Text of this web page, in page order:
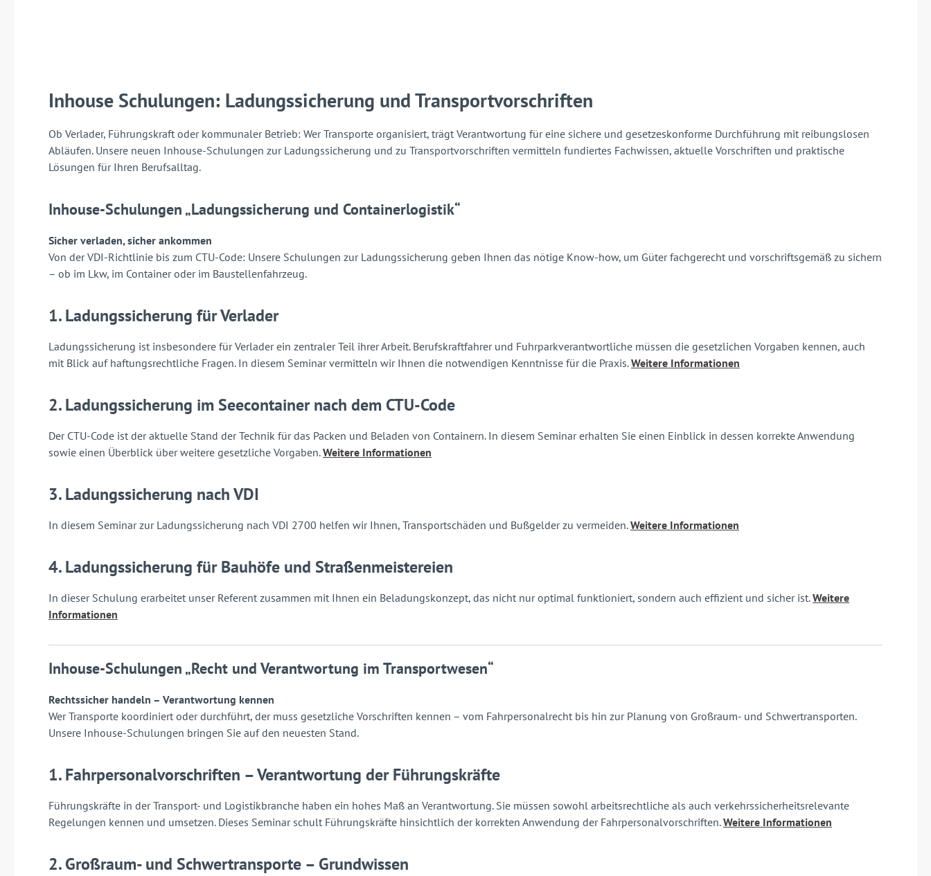
Inhouse Schulungen: Ladungssicherung und Transportvorschriften
Ob Verlader, Führungskraft oder kommunaler Betrieb: Wer Transporte organisiert, trägt Verantwortung für eine sichere und gesetzeskonforme Durchführung mit reibungslosen
Abläufen. Unsere neuen Inhouse-Schulungen zur Ladungssicherung und zu Transportvorschriften vermitteln fundiertes Fachwissen, aktuelle Vorschriften und praktische
Lösungen für Ihren Berufsalltag.
Inhouse-Schulungen „Ladungssicherung und Containerlogistik“
Sicher verladen, sicher ankommen
Von der VDI-Richtlinie bis zum CTU-Code: Unsere Schulungen zur Ladungssicherung geben Ihnen das nötige Know-how, um Güter fachgerecht und vorschriftsgemäß zu sichern
– ob im Lkw, im Container oder im Baustellenfahrzeug.
1. Ladungssicherung für Verlader
Ladungssicherung ist insbesondere für Verlader ein zentraler Teil ihrer Arbeit. Berufskraftfahrer und Fuhrparkverantwortliche müssen die gesetzlichen Vorgaben kennen, auch
mit Blick auf haftungsrechtliche Fragen. In diesem Seminar vermitteln wir Ihnen die notwendigen Kenntnisse für die Praxis.Weitere Informationen
2. Ladungssicherung im Seecontainer nach dem CTU-Code
Der CTU-Code ist der aktuelle Stand der Technik für das Packen und Beladen von Containern. In diesem Seminar erhalten Sie einen Einblick in dessen korrekte Anwendung
sowie einen Überblick über weitere gesetzliche Vorgaben.Weitere Informationen
3. Ladungssicherung nach VDI
In diesem Seminar zur Ladungssicherung nach VDI 2700 helfen wir Ihnen, Transportschäden und Bußgelder zu vermeiden.Weitere Informationen
4. Ladungssicherung für Bauhöfe und Straßenmeistereien
In dieser Schulung erarbeitet unser Referent zusammen mit Ihnen ein Beladungskonzept, das nicht nur optimal funktioniert, sondern auch effizient und sicher ist.Weitere
Informationen
Inhouse-Schulungen „Recht und Verantwortung im Transportwesen“
Rechtssicher handeln – Verantwortung kennen
Wer Transporte koordiniert oder durchführt, der muss gesetzliche Vorschriften kennen – vom Fahrpersonalrecht bis hin zur Planung von Großraum- und Schwertransporten.
Unsere Inhouse-Schulungen bringen Sie auf den neuesten Stand.
1. Fahrpersonalvorschriften – Verantwortung der Führungskräfte
Führungskräfte in der Transport- und Logistikbranche haben ein hohes Maß an Verantwortung. Sie müssen sowohl arbeitsrechtliche als auch verkehrssicherheitsrelevante
Regelungen kennen und umsetzen. Dieses Seminar schult Führungskräfte hinsichtlich der korrekten Anwendung der Fahrpersonalvorschriften.Weitere Informationen
2. Großraum- und Schwertransporte – Grundwissen